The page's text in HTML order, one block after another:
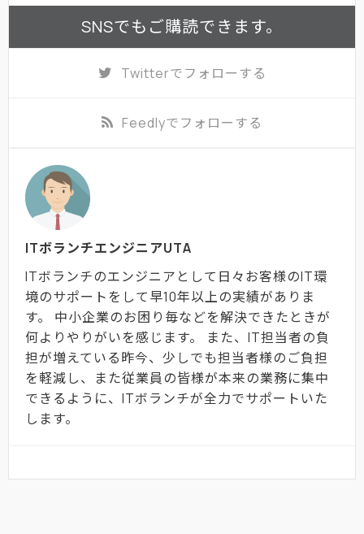
SNSでもご購読できます。
Twitterでフォローする
Feedlyでフォローする
ITボランチエンジニアUTA
ITボランチのエンジニアとして日々お客様のIT環
境のサポートをして早10年以上の実績がありま
す。 中小企業のお困り毎などを解決できたときが
何よりやりがいを感じます。 また、IT担当者の負
担が増えている昨今、少しでも担当者様のご負担
を軽減し、また従業員の皆様が本来の業務に集中
できるように、ITボランチが全力でサポートいた
します。